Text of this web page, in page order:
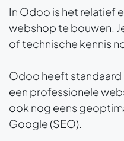
In Odoo is het relatief
webshop te bouwen.
of technische kennis
Odoo heeft standaard
een professionele
ook nog eens
Google (SEO).